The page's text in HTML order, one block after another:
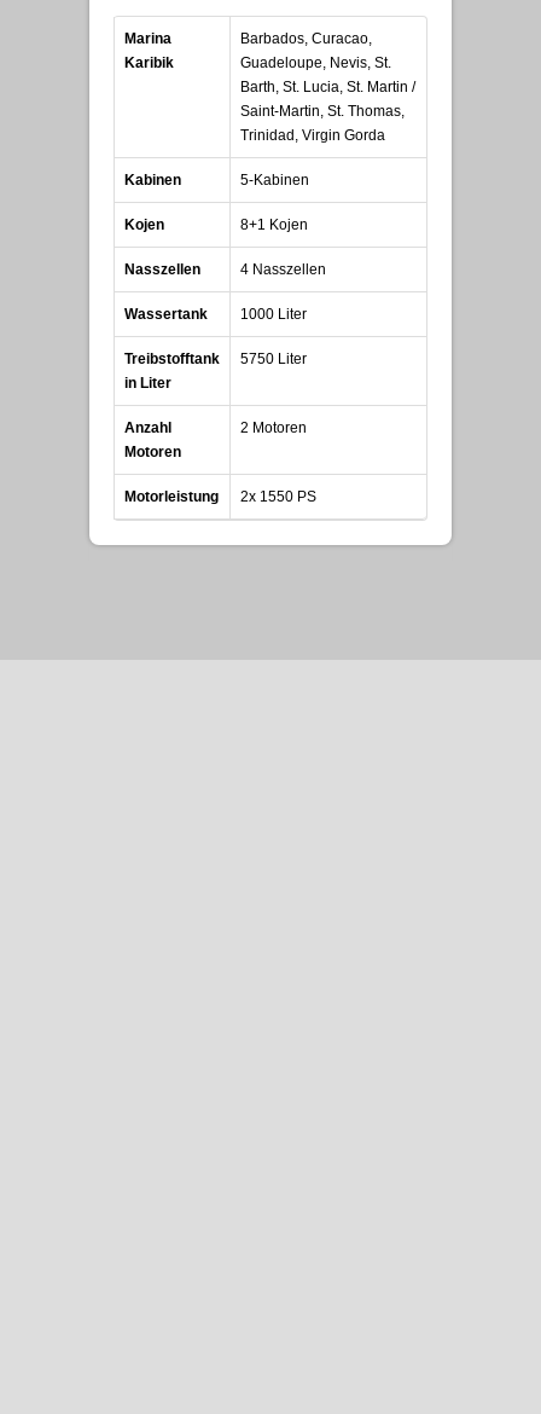
Marina
Karibik
Barbados, Curacao,
Guadeloupe, Nevis, St.
Barth, St. Lucia, St. Martin /
Saint-Martin, St. Thomas,
Trinidad, Virgin Gorda
Kabinen 5-Kabinen
Kojen 8+1 Kojen
Nasszellen 4 Nasszellen
Wassertank 1000 Liter
Treibstofftank
in Liter
5750 Liter
Anzahl
Motoren
2 Motoren
Motorleistung 2x 1550 PS